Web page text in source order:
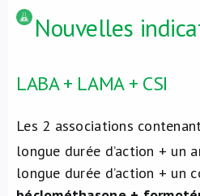
Nouvelles
LABA + LAMA + CSI
Les 2 associations
longue durée d’action + un
longue durée d’action + un